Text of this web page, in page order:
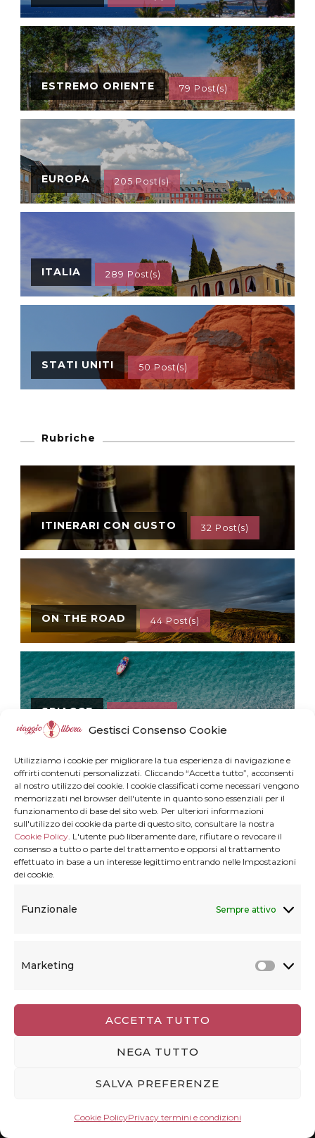
Gestisci Consenso Cookie
Utilizziamo i cookie per migliorare la tua esperienza di navigazione e
offrirti contenuti personalizzati. Cliccando “Accetta tutto”, acconsenti
al nostro utilizzo dei cookie. I cookie classificati come necessari vengono
memorizzati nel browser dell'utente in quanto sono essenziali per il
funzionamento di base del sito web. Per ulteriori informazioni
sull'utilizzo dei cookie da parte di questo sito, consultare la nostra
Cookie Policy. L'utente può liberamente dare, rifiutare o revocare il
consenso a tutto o parte del trattamento e opporsi al trattamento
effettuato in base a un interesse legittimo entrando nelle Impostazioni
dei cookie.
Funzionale Sempre attivo
Marketing
ACCETTA TUTTO
NEGA TUTTO
SALVA PREFERENZE
Cookie PolicyPrivacy termini e condizioni
ESTREMO ORIENTE 79 Post(s)
EUROPA 205 Post(s)
ITALIA 289 Post(s)
STATI UNITI 50 Post(s)
Rubriche
ITINERARI CON GUSTO 32 Post(s)
ON THE ROAD 44 Post(s)
SPIAGGE
VIDEOVIAGGI 23 Post(s)
Cerca una destinazione
Ricerca
Cosa trovi in Viaggiolibera
In Viaggiolibera trovi racconti di viaggio in Italia e